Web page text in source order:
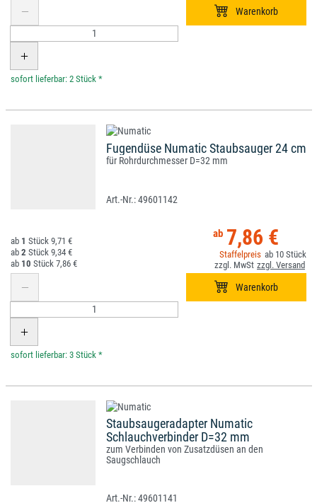
*
Fugendüse Numatic Staubsauger 24 cm
für Rohrdurchmesser D=32 mm
49601142
7,86 €
10
1
9,71 €
2
9,34 €
10
7,86 €
*
Staubsaugeradapter Numatic
Schlauchverbinder D=32 mm
zum Verbinden von Zusatzdüsen an den
Saugschlauch
49601141